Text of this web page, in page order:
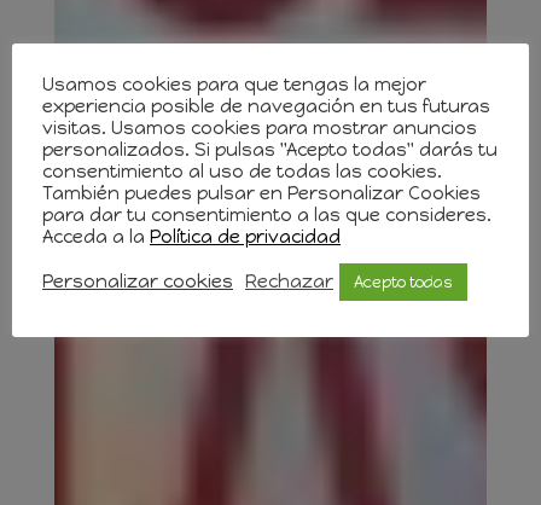
Usamos cookies para que tengas la mejor
experiencia posible de navegación en tus futuras
visitas. Usamos cookies para mostrar anuncios
personalizados. Si pulsas "Acepto todas" darás tu
consentimiento al uso de todas las cookies.
También puedes pulsar en Personalizar Cookies
para dar tu consentimiento a las que consideres.
Acceda a la Política de privacidad
Personalizar cookies Rechazar Acepto todas